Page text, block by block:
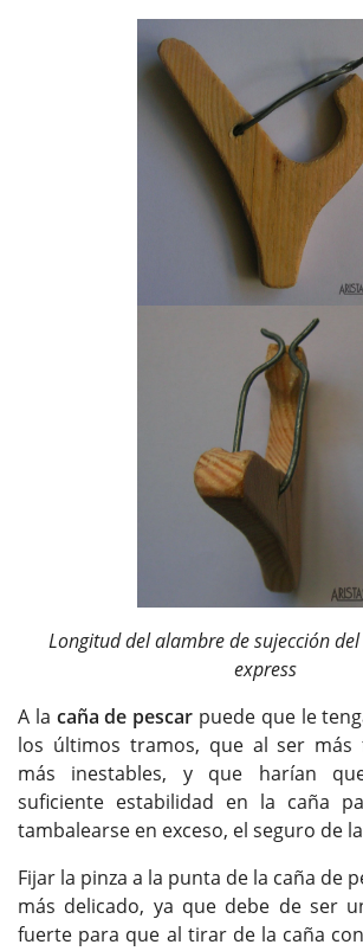
Longitud del alambre de sujección
express
A la caña de pescar puede que le
los últimos tramos, que al ser más
más inestables, y que harían
suficiente estabilidad en la caña
tambalearse en exceso, el seguro de
Fijar la pinza a la punta de la caña de
más delicado, ya que debe de ser
fuerte para que al tirar de la caña